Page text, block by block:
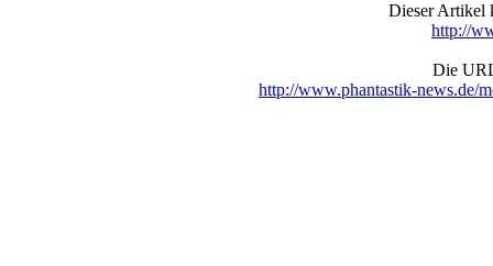
Dieser Artikel
http://
Die
http://www.phantastik-news.de/